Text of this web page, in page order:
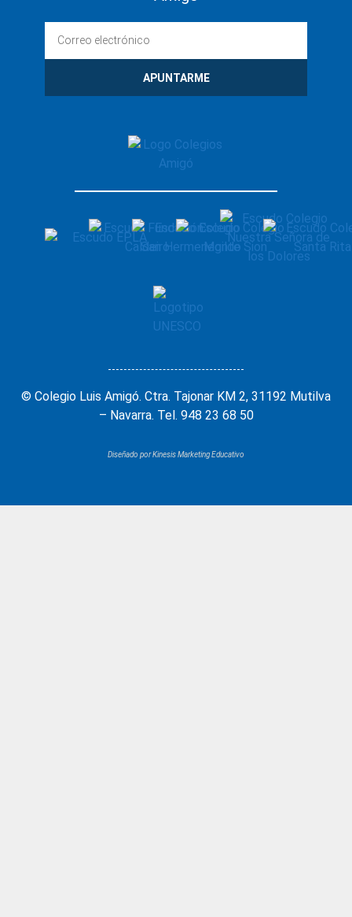
APUNTARME
© Colegio Luis Amigó. Ctra. Tajonar KM 2, 31192 Mutilva
– Navarra. Tel. 948 23 68 50
Diseñado por Kinesis Marketing Educativo